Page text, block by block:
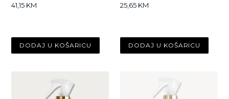
Standardna
41,15 KM
Standardna
25,65 KM